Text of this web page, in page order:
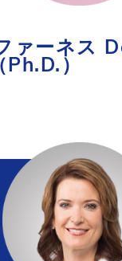
ァーネス
）